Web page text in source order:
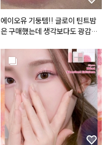
에이오유 기둥템!! 글로이 틴트밤
은 구매했는데 생각보다도 광감이
한 색감이라 FW 시즌에 최고…😘